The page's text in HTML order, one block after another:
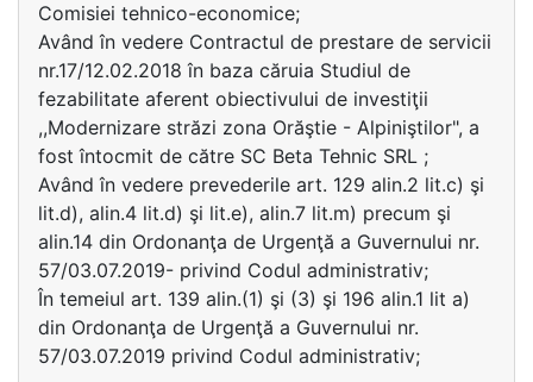
Comisiei tehnico-economice;
Având în vedere Contractul de prestare de servicii
nr.17/12.02.2018 în baza căruia Studiul de
fezabilitate aferent obiectivului de investiţii
,,Modernizare străzi zona Orăştie - Alpiniştilor", a
fost întocmit de către SC Beta Tehnic SRL ;
Având în vedere prevederile art. 129 alin.2 lit.c) şi
lit.d), alin.4 lit.d) şi lit.e), alin.7 lit.m) precum şi
alin.14 din Ordonanţa de Urgenţă a Guvernului nr.
57/03.07.2019- privind Codul administrativ;
În temeiul art. 139 alin.(1) şi (3) şi 196 alin.1 lit a)
din Ordonanţa de Urgenţă a Guvernului nr.
57/03.07.2019 privind Codul administrativ;